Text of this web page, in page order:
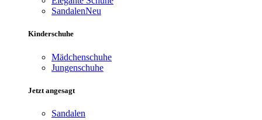
SandalenNeu
Kinderschuhe
Mädchenschuhe
Jungenschuhe
Jetzt angesagt
Sandalen